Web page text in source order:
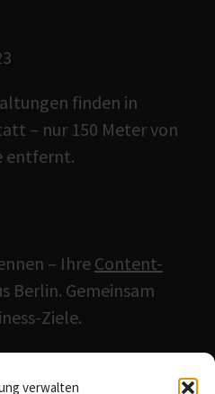
verwalten
finden in
– nur 150 Meter von
entfernt.
– IhreContent-
Berlin. Gemeinsam
Ziele.